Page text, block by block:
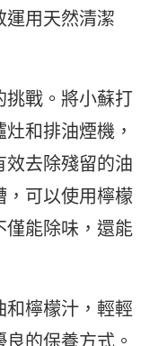
用天然清潔
挑戰。將小蘇打
和排油煙機，
去除殘留的油
，可以使用檸檬
僅能除味，還能
和檸檬汁，輕輕